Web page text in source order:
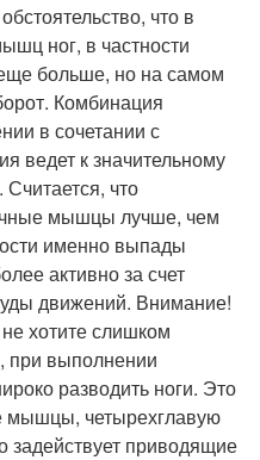
что в
ног, в частности
больше, но на самом
Комбинация
в сочетании с
ведет к значительному
что
мышцы лучше, чем
именно выпады
активно за счет
движений. Внимание!
хотите слишком
при выполнении
разводить ноги. Это
мышцы, четырехглавую
приводящие